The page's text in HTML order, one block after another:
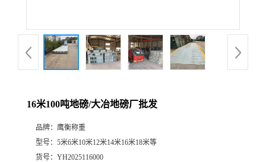
16米100吨地磅/大冶地磅厂批发
品牌： 鹰衡称重
型号： 5米6米10米12米14米16米18米等
货号： YH2025116000